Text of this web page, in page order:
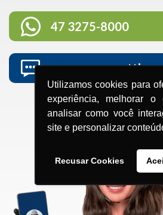
Utilizamos cookies para
experiência, melhorar o
analisar como você
site e personalizar
Recusar Cookies
47 3275-8000